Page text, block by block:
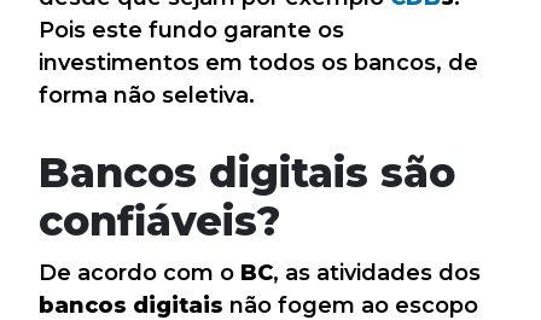
Pois este fundo garante os
investimentos em todos os bancos, de
forma não seletiva.
Bancos digitais são
confiáveis?
De acordo com o BC, as atividades dos
bancos digitais não fogem ao escopo